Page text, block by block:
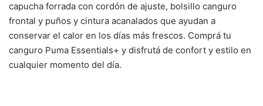
capucha forrada con cordón de ajuste, bolsillo canguro
frontal y puños y cintura acanalados que ayudan a
conservar el calor en los días más frescos. Comprá tu
canguro Puma Essentials+ y disfrutá de confort y estilo en
cualquier momento del día.